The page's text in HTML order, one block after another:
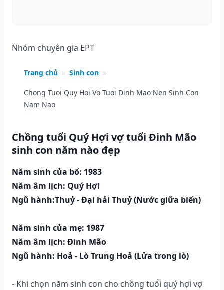
Nhóm chuyên gia EPT
Trang chủ » Sinh con »
Chong Tuoi Quy Hoi Vo Tuoi Dinh Mao Nen Sinh Con
Nam Nao
Chồng tuổi Quý Hợi vợ tuổi Đinh Mão
sinh con năm nào đẹp
Năm sinh của bố: 1983
Năm âm lịch: Quý Hợi
Ngũ hành:Thuỷ - Đại hải Thuỷ (Nước giữa biển)
Năm sinh của mẹ: 1987
Năm âm lịch: Đinh Mão
Ngũ hành: Hoả - Lò Trung Hoả (Lửa trong lò)
- Khi chọn năm sinh con cho chồng tuổi quý hợi vợ